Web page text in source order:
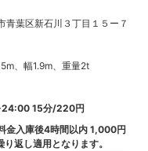
青葉区新石川３丁目１５ー７
、幅1.9m、重量2t
15分/220円
金入庫後4時間以内1,000円
返し適用となります。